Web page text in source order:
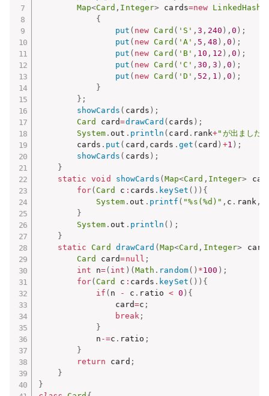
Map<Card , Integer> cards=new
{
put ( new Card ( 'S' ,3 , 240 ) ,0 ) ;
put ( new Card ( 'A' , 5 , 48 ) , 0 ) ;
put ( new Card ( 'B' , 10 , 12 ) ,0 ) ;
put ( new Card ( 'C' ,30 , 3 ) , 0 ) ;
put ( new Card ( 'D' , 52 , 1 ) , 0 ) ;
}
} ;
showCards ( cards ) ;
Card
card=drawCard ( cards ) ;
System . out . println ( card . rank+"が出ました
		cards
. put ( card , cards . get ( card ) +1 ) ;
showCards ( cards ) ;
}
static
void showCards ( Map<Card , Integer>
for( Card c : cards . keySet ( ) ) {
System . out . printf ( "%s(%d)" , c . rank,
}
System . out . println ( ) ;
}
static
Card drawCard ( Map<Card , Integer>
Card
card=null ;
int n=( int ) ( Math . random( ) *100 ) ;
for( Card c : cards . keySet ( ) ) {
if ( n - c . ratio < 0 ) {
				card
=c ;
break ;
}
			n
-=c . ratio ;
}
return card ;
}
}